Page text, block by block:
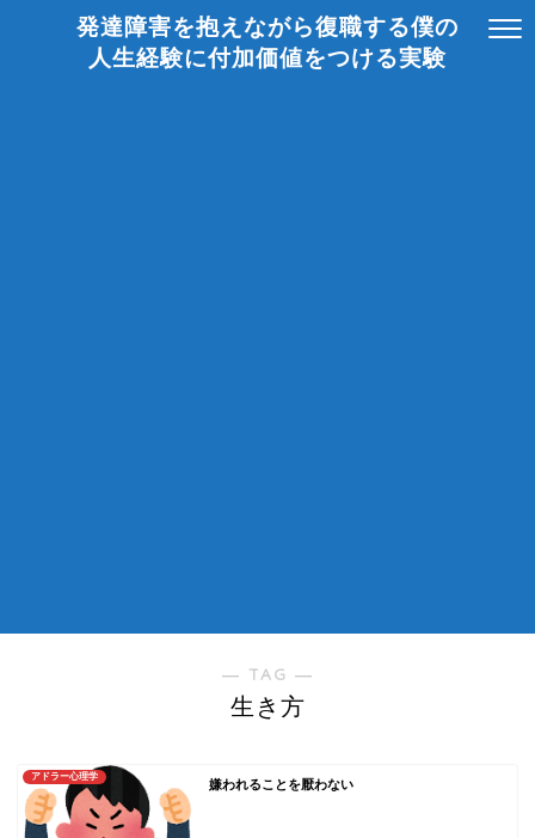
発達障害を抱えながら復職する僕の
人生経験に付加価値をつける実験
― TAG ―
生き方
アドラー心理学
嫌われることを厭わない